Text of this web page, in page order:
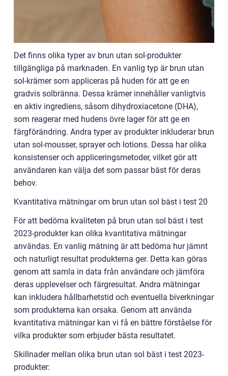
Det finns olika typer av brun utan sol-produkter
tillgängliga på marknaden. En vanlig typ är brun utan
sol-krämer som appliceras på huden för att ge en
gradvis solbränna. Dessa krämer innehåller vanligtvis
en aktiv ingrediens, såsom dihydroxiacetone (DHA),
som reagerar med hudens övre lager för att ge en
färgförändring. Andra typer av produkter inkluderar brun
utan sol-mousser, sprayer och lotions. Dessa har olika
konsistenser och appliceringsmetoder, vilket gör att
användaren kan välja det som passar bäst för deras
behov.
Kvantitativa mätningar om brun utan sol bäst i test 20
För att bedöma kvaliteten på brun utan sol bäst i test
2023-produkter kan olika kvantitativa mätningar
användas. En vanlig mätning är att bedöma hur jämnt
och naturligt resultat produkterna ger. Detta kan göras
genom att samla in data från användare och jämföra
deras upplevelser och färgresultat. Andra mätningar
kan inkludera hållbarhetstid och eventuella biverkningar
som produkterna kan orsaka. Genom att använda
kvantitativa mätningar kan vi få en bättre förståelse för
vilka produkter som erbjuder bästa resultatet.
Skillnader mellan olika brun utan sol bäst i test 2023-
produkter: